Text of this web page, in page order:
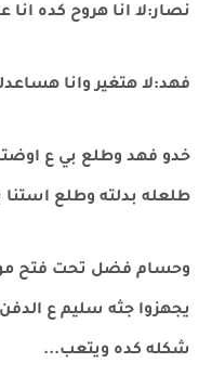
نصار:لا انا هروح كده انا
فهد:لا هتغير وانا
خدو فهد وطلع بي ع
طلعله بدلته وطلع استنا
وحسام فضل تحت فتح
يجهزوا جثه سليم ع
شكله كده ويتعب...